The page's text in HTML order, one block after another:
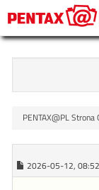
PENTAX@PL Strona
2026-05-12, 08:52